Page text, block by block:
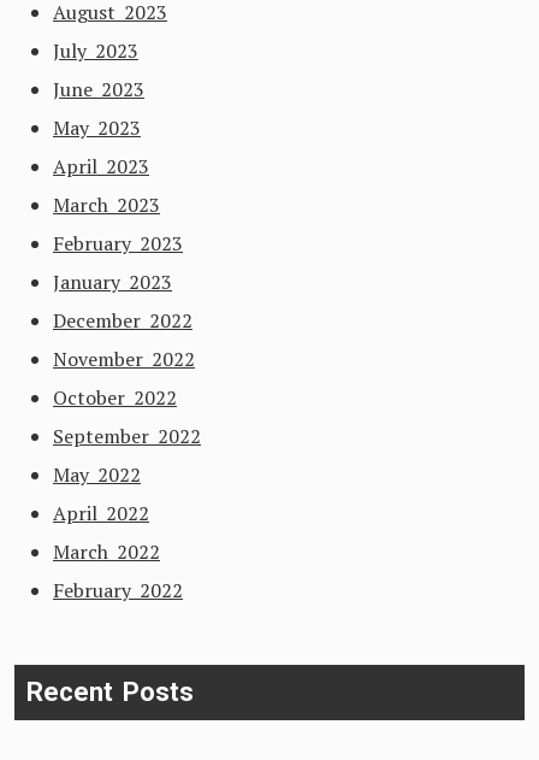
August 2023
July 2023
June 2023
May 2023
April 2023
March 2023
February 2023
January 2023
December 2022
November 2022
October 2022
September 2022
May 2022
April 2022
March 2022
February 2022
Recent Posts